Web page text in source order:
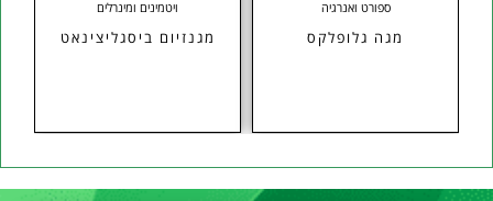
ספורט ואנרגיה
מגה גלופלקס
ויטמינים ומינרלים
מגנזיום ביסגליצינאט